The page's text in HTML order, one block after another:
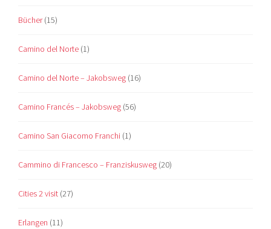
Bücher(15)
Camino del Norte (1)
Camino del Norte – Jakobsweg (16)
Camino Francés – Jakobsweg (56)
Camino San Giacomo Franchi (1)
Cammino di Francesco – Franziskusweg (20)
Cities 2 visit (27)
Erlangen (11)